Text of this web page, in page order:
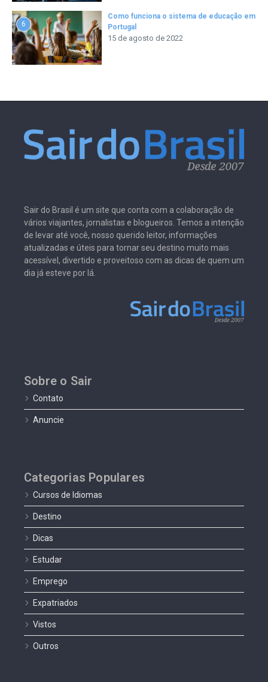
6
Como funciona o sistema de educação em
Portugal
15 de agosto de 2022
Sair do Brasil é um site que conta com a colaboração de
vários viajantes, jornalistas e blogueiros. Temos a intenção
de levar até você, nosso querido leitor, informações
atualizadas e úteis para tornar seu destino muito mais
acessível, divertido e proveitoso com as dicas de quem um
dia já esteve por lá.
Sobre o Sair
Contato
Anuncie
Categorias Populares
Cursos de Idiomas
Destino
Dicas
Estudar
Emprego
Expatriados
Vistos
Outros